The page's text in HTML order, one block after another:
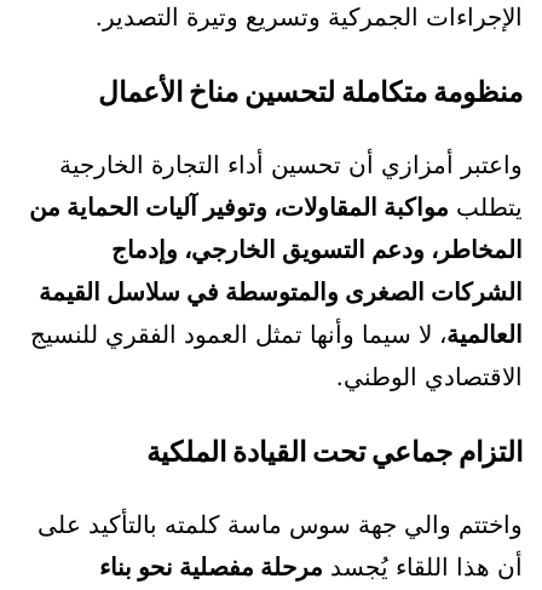
الإجراءات الجمركية وتسريع وتيرة التصدير.
منظومة متكاملة لتحسين مناخ الأعمال
واعتبر أمزازي أن تحسين أداء التجارة الخارجية
يتطلب مواكبة المقاولات، وتوفير آليات الحماية من
المخاطر، ودعم التسويق الخارجي، وإدماج
الشركات الصغرى والمتوسطة في سلاسل القيمة
العالمية، لا سيما وأنها تمثل العمود الفقري للنسيج
الاقتصادي الوطني.
التزام جماعي تحت القيادة الملكية
واختتم والي جهة سوس ماسة كلمته بالتأكيد على
أن هذا اللقاء يُجسد مرحلة مفصلية نحو بناء